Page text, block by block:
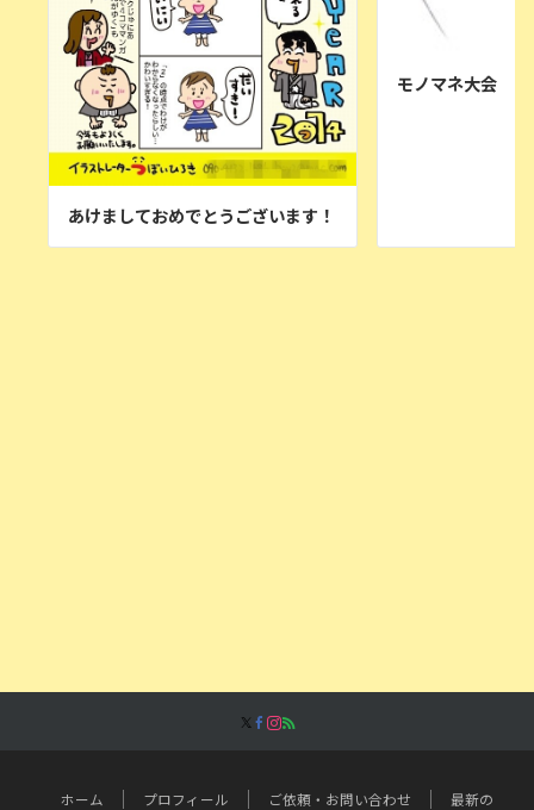
あけましておめでとうございます！
モノマネ大会
ホーム プロフィール ご依頼・お問い合わせ 最新の